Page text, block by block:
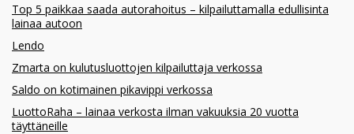
Top 5 paikkaa saada autorahoitus – kilpailuttamalla edullisinta
lainaa autoon
Lendo
Zmarta on kulutusluottojen kilpailuttaja verkossa
Saldo on kotimainen pikavippi verkossa
LuottoRaha – lainaa verkosta ilman vakuuksia 20 vuotta
täyttäneille